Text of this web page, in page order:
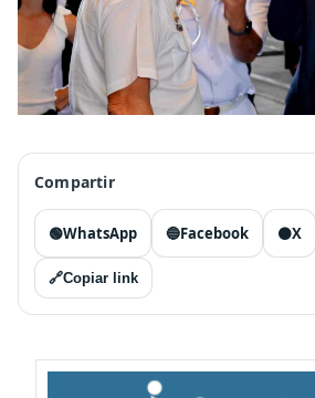
Compartir
🟢WhatsApp 🔵Facebook ⚫X
🔗Copiar link